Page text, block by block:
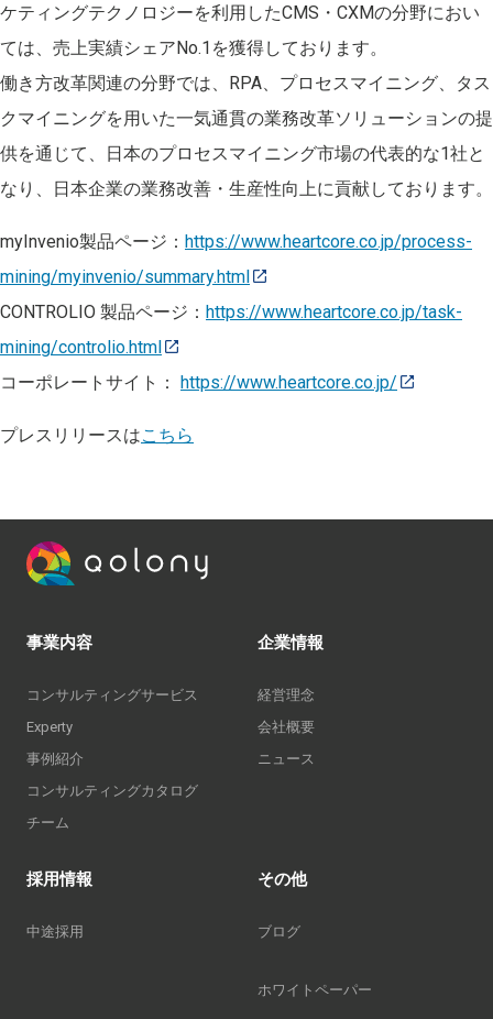
ケティングテクノロジーを利用したCMS・CXMの分野におい
ては、売上実績シェアNo.1を獲得しております。
働き方改革関連の分野では、RPA、プロセスマイニング、タス
クマイニングを用いた一気通貫の業務改革ソリューションの提
供を通じて、日本のプロセスマイニング市場の代表的な1社と
なり、日本企業の業務改善・⽣産性向上に貢献しております。
myInvenio製品ページ： https://www.heartcore.co.jp/process-
mining/myinvenio/summary.html
CONTROLIO 製品ページ： https://www.heartcore.co.jp/task-
mining/controlio.html
コーポレートサイト： https://www.heartcore.co.jp/
プレスリリースはこちら
事業内容
コンサルティングサービス
Experty
事例紹介
コンサルティングカタログ
チーム
採用情報
中途採用
企業情報
経営理念
会社概要
ニュース
その他
ブログ
ホワイトペーパー